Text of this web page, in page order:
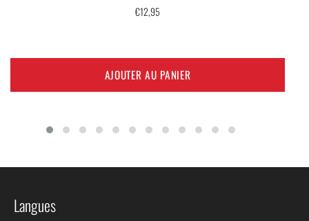
Prix
€12,95
AJOUTER AU PANIER
Langues